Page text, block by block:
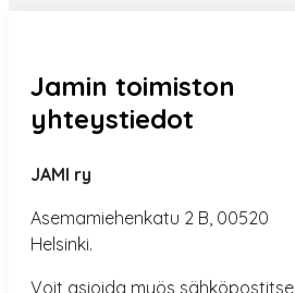
Jamin toimiston
yhteystiedot
JAMI ry
Asemamiehenkatu 2 B, 00520
Helsinki.
Voit asioida myös sähköpostitse